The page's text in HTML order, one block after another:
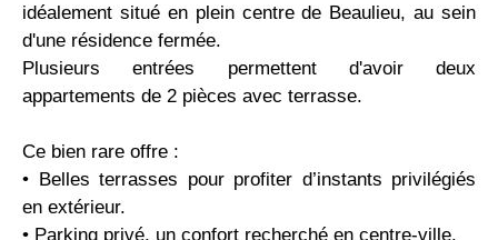
idéalement situé en plein centre de Beaulieu, au sein
d'une résidence fermée.
Plusieurs entrées permettent d'avoir deux
appartements de 2 pièces avec terrasse.
Ce bien rare offre :
•⁠ ⁠Belles terrasses pour profiter d’instants privilégiés
en extérieur.
•⁠ ⁠Parking privé, un confort recherché en centre-ville.